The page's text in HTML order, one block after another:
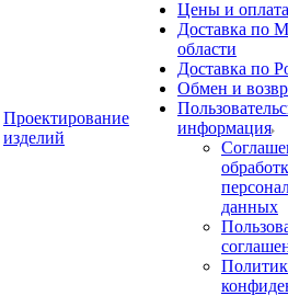
Проектирование
изделий
Цены и оплата
Доставка по
области
Доставка по
Обмен и
информация
данных